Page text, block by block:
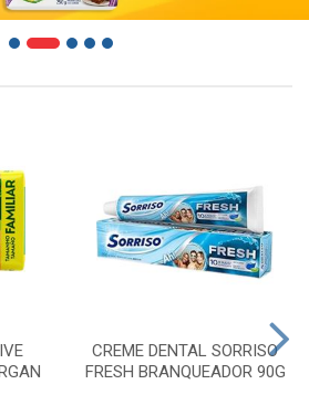
CREME DENTAL SORRISO
FRESH BRANQUEADOR 90G